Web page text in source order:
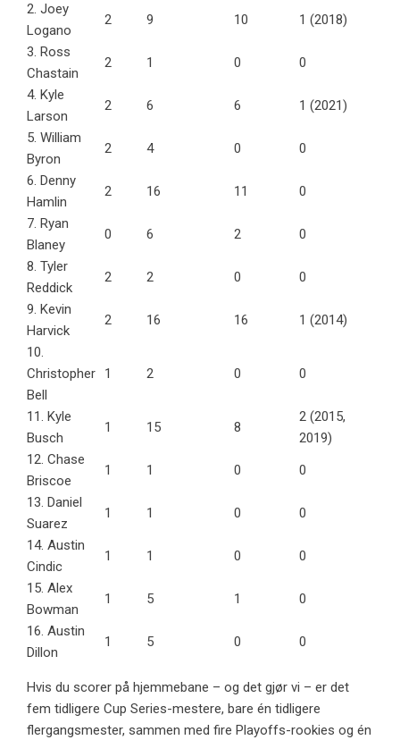
2. Joey
Logano
2 9 10
1 (2018)
3. Ross
Chastain
2 1 0
0
4. Kyle
Larson
2 6 6
1 (2021)
5. William
Byron
2 4 0
0
6. Denny
Hamlin
2 16 11
0
7. Ryan
Blaney
0 6 2
0
8. Tyler
Reddick
2 2 0
0
9. Kevin
Harvick
2 16 16
1 (2014)
10.
Christopher
Bell
1 2 0 0
11. Kyle
Busch
1 15 8
2 (2015,
2019)
12. Chase
Briscoe
1 1 0
0
13. Daniel
Suarez
1 1 0
0
14. Austin
Cindic
1 1 0
0
15. Alex
Bowman
1 5 1
0
16. Austin
Dillon
1 5 0 0
Hvis du scorer på hjemmebane – og det gjør vi – er det
fem tidligere Cup Series-mestere, bare én tidligere
flergangsmester, sammen med fire Playoffs-rookies og én